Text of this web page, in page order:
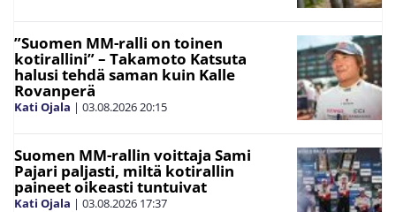
”Suomen MM-ralli on toinen
kotirallini” – Takamoto Katsuta
halusi tehdä saman kuin Kalle
Rovanperä
Kati Ojala | 03.08.202620:15
Suomen MM-rallin voittaja Sami
Pajari paljasti, miltä kotirallin
paineet oikeasti tuntuivat
Kati Ojala | 03.08.2026 17:37